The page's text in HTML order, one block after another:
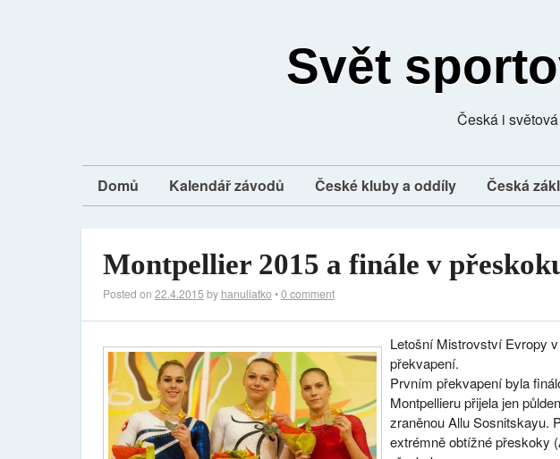
Svět
Česká i
Domů Kalendář závodů České kluby a oddíly Česká
Montpellier 2015 a finále v
Posted on 22.4.2015 by hanuliatko •0 comment
Letošní Mistrovství Evropy
překvapení.
Prvním překvapení byla
Montpellieru přijela jen
zraněnou Allu Sosnitskayu.
extrémně obtížné přeskoky